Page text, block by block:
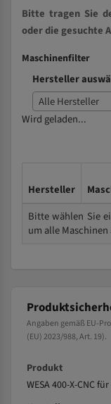
Bitte tragen Sie
oder die gesuchte
Maschinenfilter
Hersteller
Alle Hersteller
Wird geladen...
Hersteller
Bitte wählen Sie
um alle Maschinen
Angaben gemäß EU-
(EU) 2023/988, Art. 19).
Produkt
WESA 400-X-CNC